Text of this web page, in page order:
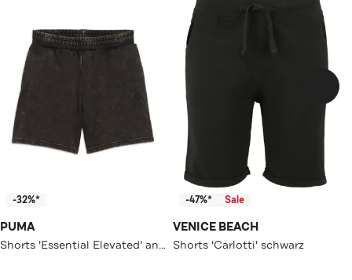
-32%*
PUMA
Shorts 'Essential Elevated' anthrazit
-47%* Sale
VENICE BEACH
Shorts 'Carlotti' schwarz